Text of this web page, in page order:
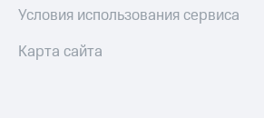
Условия использования сервиса
Карта сайта